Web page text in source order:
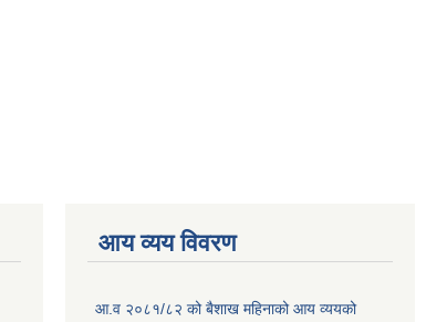
आय व्यय विवरण
आ.व २०८१/८२ को बैशाख महिनाको आय व्ययको